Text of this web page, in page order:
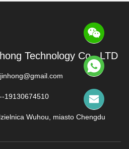
Technology Co., LTD
19130674510
Wuhou, miasto Chengdu